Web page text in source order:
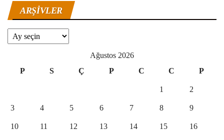
ARŞIVLER
Arşivler
Ağustos 2026
P
S Ç P C C P
1 2
3 4 5 6 7 8 9
10 11 12 13 14 15 16